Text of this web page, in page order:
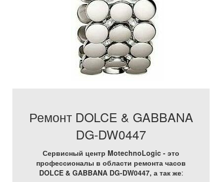
Ремонт DOLCE & GABBANA
DG-DW0447
Сервисный центр MotechnoLogic - это
профессионалы в области ремонта часов
DOLCE & GABBANA DG-DW0447, а так же: